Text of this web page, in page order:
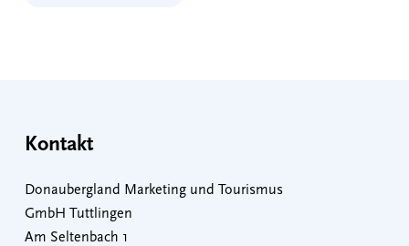
Kontakt
Donaubergland Marketing und Tourismus
GmbH Tuttlingen
Am Seltenbach 1